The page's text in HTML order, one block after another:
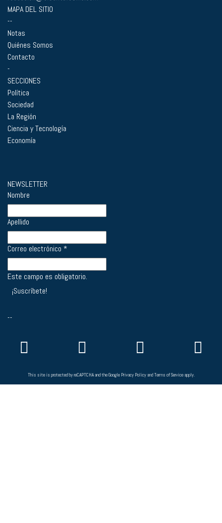
MAPA DEL SITIO
--
Notas
Quiénes Somos
Contacto
-
SECCIONES
Política
Sociedad
La Región
Ciencia y Tecnología
Economía
NEWSLETTER
Nombre
Apellido
Correo electrónico *
Este campo es obligatorio.
--
This site is protected by reCAPTCHA and the Google Privacy PolicyandTerms of Serviceapply.